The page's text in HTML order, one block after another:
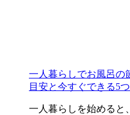
一人暮らしでお風呂の
目安と今すぐできる5
一人暮らしを始めると